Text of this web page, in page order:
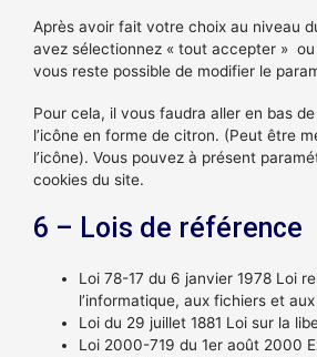
Après avoir fait votre choix au niveau
avez sélectionnez « tout accepter »
vous reste possible de modifier le
Pour cela, il vous faudra aller en bas
l’icône en forme de citron. (Peut être
l’icône). Vous pouvez à présent
cookies du site.
6 – Lois de référence
Loi 78-17 du 6 janvier 1978 Loi
l’informatique, aux fichiers et
Loi du 29 juillet 1881 Loi sur la
Loi 2000-719 du 1er août 2000